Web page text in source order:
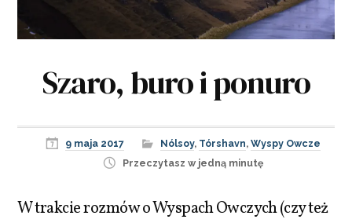
Szaro, buro i ponuro
9 maja 2017 Nólsoy, Tórshavn, Wyspy Owcze
Przeczytasz w jedną minutę
W trakcie rozmów o Wyspach Owczych (czy też